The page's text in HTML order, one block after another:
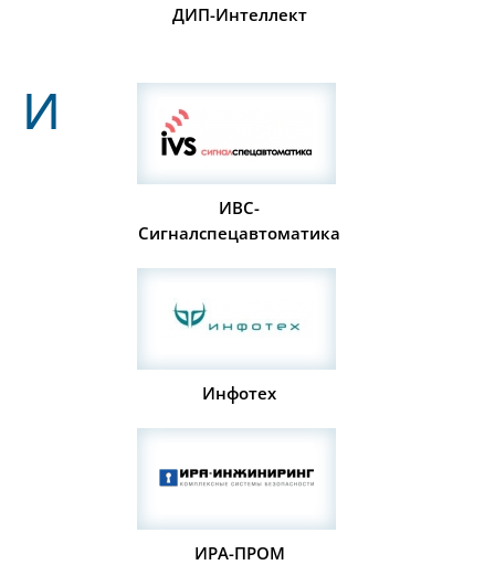
ДИП-Интеллект
И
ИВС-
Сигналспецавтоматика
Инфотех
ИРА-ПРОМ